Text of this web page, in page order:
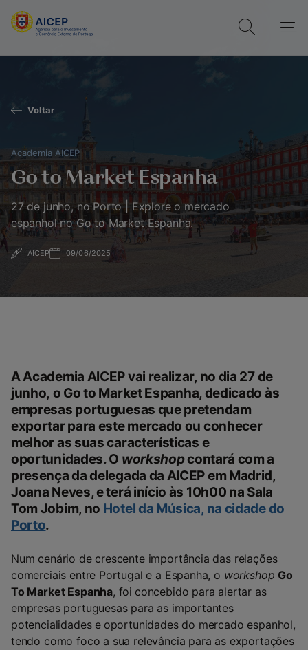
Voltar
Academia AICEP
Go to Market Espanha
27 de junho, no Porto | Explore o mercado
espanhol no Go to Market Espanha.
AICEP 09/06/2025
A Academia AICEP vai realizar, no dia 27 de
junho, o Go to Market Espanha, dedicado às
empresas portuguesas que pretendam
exportar para este mercado ou conhecer
melhor as suas características e
oportunidades. O workshopcontará com a
presença da delegada da AICEP em Madrid,
Joana Neves, e terá início às 10h00 na Sala
Tom Jobim, no Hotel da Música, na cidade do
Porto.
Num cenário de crescente importância das relações
comerciais entre Portugal e a Espanha, o workshop Go
To Market Espanha, foi concebido para alertar as
empresas portuguesas para as importantes
potencialidades e oportunidades do mercado espanhol,
tendo como foco a sua relevância para as exportações